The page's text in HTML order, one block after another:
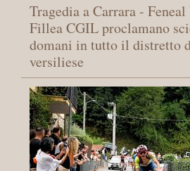
Tragedia a Carrara -
Fillea CGIL proclamano
domani in tutto il distretto
versiliese